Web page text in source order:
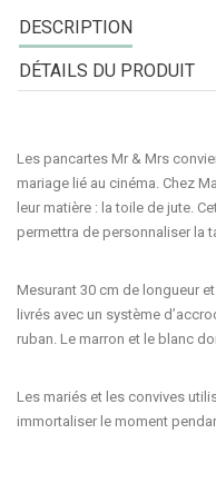
DESCRIPTION
DÉTAILS DU PRODUIT
Les pancartes Mr & Mrs
mariage lié au cinéma. Chez
leur matière : latoile de jute.
permettra de personnaliser la
Mesurant 30 cm de longueur et
livrés avec un système
ruban. Le marron et le blanc
Les mariés et les convives
immortaliser le moment